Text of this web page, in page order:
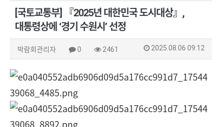
[국토교통부] 『2025년 대한민국 도시대상』,
대통령상에 ‘경기 수원시’ 선정
박람회관리자 0 2461 2025.08.06 09:12